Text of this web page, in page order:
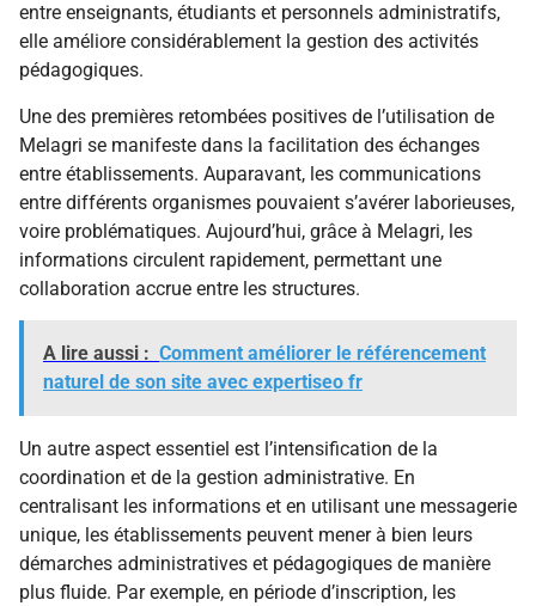
entre enseignants, étudiants et personnels administratifs,
elle améliore considérablement la gestion des activités
pédagogiques.
Une des premières retombées positives de l’utilisation de
Melagri se manifeste dans la facilitation des échanges
entre établissements. Auparavant, les communications
entre différents organismes pouvaient s’avérer laborieuses,
voire problématiques. Aujourd’hui, grâce à Melagri, les
informations circulent rapidement, permettant une
collaboration accrue entre les structures.
A lire aussi : Comment améliorer le référencement
naturel de son site avec expertiseo fr
Un autre aspect essentiel est l’intensification de la
coordination et de la gestion administrative. En
centralisant les informations et en utilisant une messagerie
unique, les établissements peuvent mener à bien leurs
démarches administratives et pédagogiques de manière
plus fluide. Par exemple, en période d’inscription, les